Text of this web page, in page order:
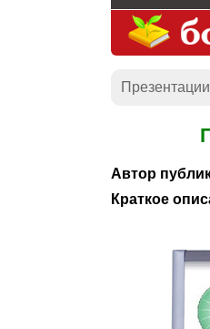
Презентации
Автор
Краткое